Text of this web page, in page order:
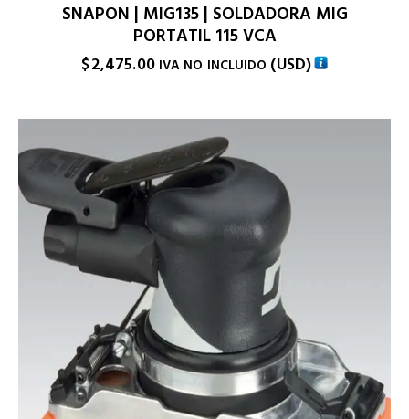
SNAPON | MIG135 | SOLDADORA MIG
PORTATIL 115 VCA
$2,475.00 IVA NO INCLUIDO (USD)